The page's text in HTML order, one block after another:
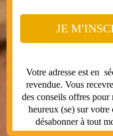
JE
Votre adresse est en
revendue. Vous
des conseils offres pour
heureux (se) sur
désabonner à tout